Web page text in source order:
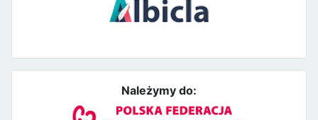
Należymy do: